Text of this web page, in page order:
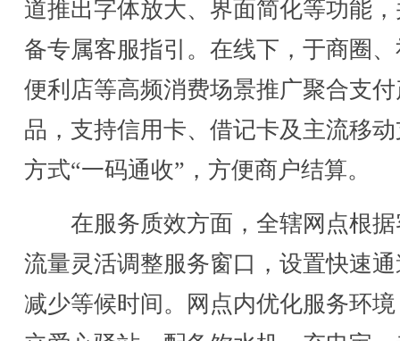
道推出字体放大、界面简化等功能
备专属客服指引。在线下，于商圈
便利店等高频消费场景推广聚合支
品，支持信用卡、借记卡及主流移
方式“一码通收”，方便商户结算。
在服务质效方面，全辖网点根据
流量灵活调整服务窗口，设置快速
减少等候时间。网点内优化服务环